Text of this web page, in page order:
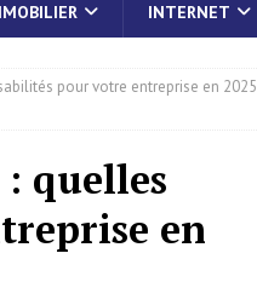
INTERNET
pour votre entreprise en 2025
quelles
en